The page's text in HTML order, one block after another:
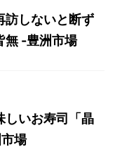
訪しないと断ず
無 -豊洲市場
しいお寿司「晶
場